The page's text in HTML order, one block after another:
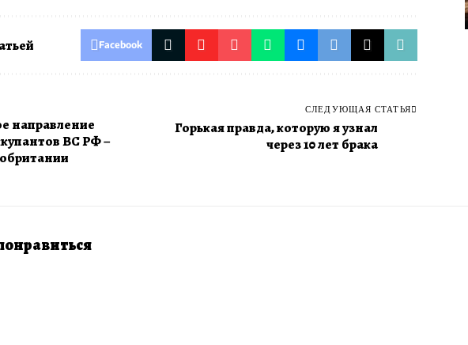
Facebook
направление
ВС РФ –
СЛЕДУЮЩАЯ СТАТЬЯ
Горькая правда, которую я узнал
через 10 лет брака